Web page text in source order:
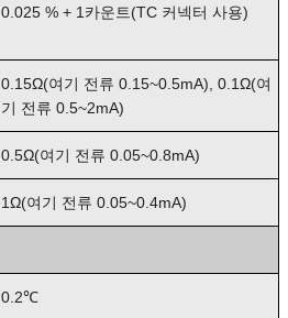
0.025 % + 1카운트(TC 커넥터 사용)
0.15Ω(여기 전류 0.15~0.5mA), 0.1Ω(여
기 전류 0.5~2mA)
0.5Ω(여기 전류 0.05~0.8mA)
1Ω(여기 전류 0.05~0.4mA)
0.2℃